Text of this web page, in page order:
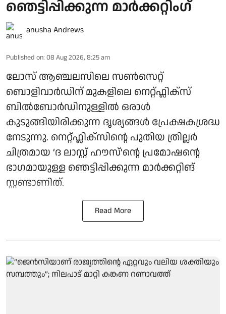
ഞെട്ടിപ്പിക്കുന്ന മാർക്കറ്റിം​ഗ്
anusha Andrews
Published on: 08 Aug 2026, 8:25 am
ലോസ് ആഞ്ചലസിലെ സൺസെറ്റ്
ബൊളിവാർഡിന് മുകളിലെ നെറ്റ്ഫ്ലിക്സ്
ബിൽബോർഡിനുള്ളിൽ ഒരാൾ
കുടുങ്ങിയിരിക്കുന്ന ദൃശ്യങ്ങൾ പ്രേക്ഷകശ്രദ്ധ
നേടുന്നു. നെറ്റ്ഫ്ലിക്സിന്റെ പുതിയ ത്രില്ലർ
ചിത്രമായ ‘ദ ലാസ്റ്റ് ഹൗസ്’ന്റെ പ്രമോഷന്റെ
ഭാഗമായുള്ള ഞെട്ടിപ്പിക്കുന്ന മാർക്കറ്റിങ്
സ്റ്റണ്ടാണിത്.
Read More